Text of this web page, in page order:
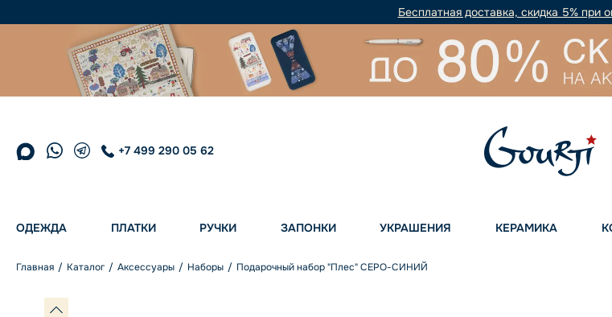
Бесплатная доставка, скидка 5% при
+7 499 290 05 62
ОДЕЖДА ПЛАТКИ РУЧКИ ЗАПОНКИ УКРАШЕНИЯ КЕРАМИКА
Главная Каталог Аксессуары Наборы Подарочный набор "Плес" СЕРО-СИНИЙ